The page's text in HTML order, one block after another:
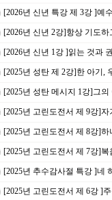
[2026년 신년 특강 제 3강 ]예
[2026년 신년 2강]항상 기도
[2026년 신년 1강 ]읽는 것과
[2025년 성탄 제 2강]한 아기,
[2025년 성탄 메시지 1강]그의
[2025년 고린도전서 제 9강]
[2025년 고린도전서 제 8강]
[2025년 고린도전서 제 7강]
[2025년 추수감사절 특강 ]네
[2025년 고린도전서 제 6강 ]